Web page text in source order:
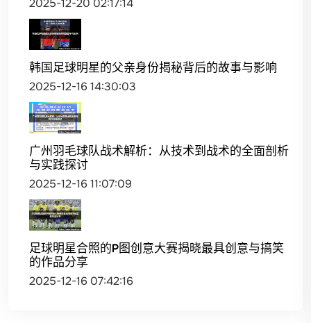
2025-12-20 02:17:14
韩国足球明星的父亲身份揭秘背后的故事与影响
2025-12-16 14:30:03
广州羽毛球队战术解析：从技术到战术的全面剖析
与实践探讨
2025-12-16 11:07:09
足球明星合照的P图创意大赛揭晓最具创意与搞笑
的作品分享
2025-12-16 07:42:16